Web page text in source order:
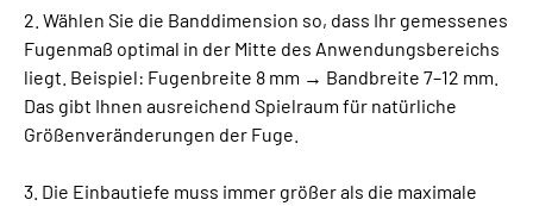
2. Wählen Sie die Banddimension so, dass Ihr gemessenes
Fugenmaß optimal in der Mitte des Anwendungsbereichs
liegt. Beispiel: Fugenbreite 8 mm → Bandbreite 7–12 mm.
Das gibt Ihnen ausreichend Spielraum für natürliche
Größenveränderungen der Fuge.
3. Die Einbautiefe muss immer größer als die maximale